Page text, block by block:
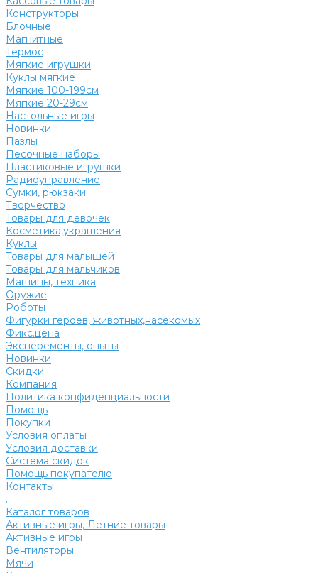
Конструкторы
Блочные
Магнитные
Термос
Мягкие игрушки
Куклы мягкие
Мягкие 100-199см
Мягкие 20-29см
Настольные игры
Новинки
Пазлы
Песочные наборы
Пластиковые игрушки
Радиоуправление
Сумки, рюкзаки
Творчество
Товары для девочек
Косметика,украшения
Куклы
Товары для малышей
Товары для мальчиков
Машины, техника
Оружие
Роботы
Фигурки героев, животных,насекомых
Фикс.цена
Эксперементы, опыты
Новинки
Скидки
Компания
Политика конфиденциальности
Помощь
Покупки
Условия оплаты
Условия доставки
Система скидок
Помощь покупателю
Контакты
...
Каталог товаров
Активные игры, Летние товары
Активные игры
Вентиляторы
Мячи